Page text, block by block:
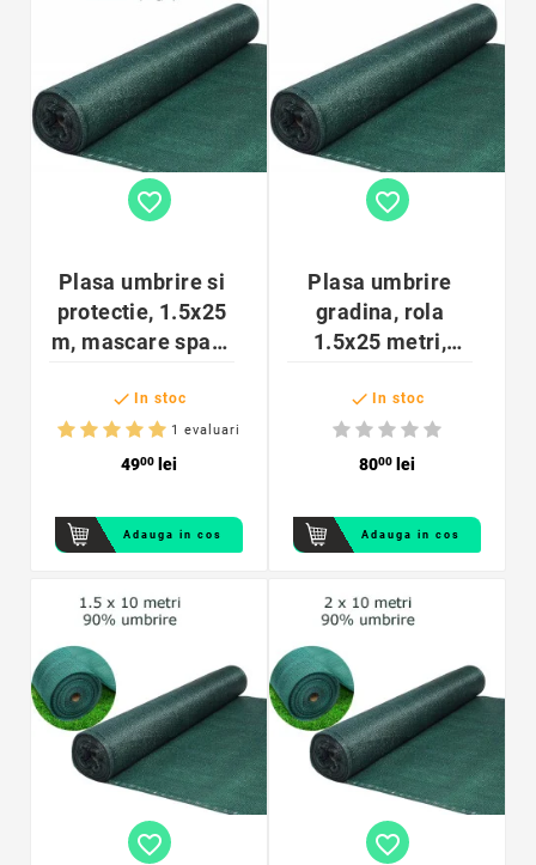
favorite_border
Plasa umbrire si
protectie, 1.5x25
m, mascare spatii
umbrire 40%, 50
g/mp, HDPE
 In stoc
1 evaluari
4900 lei
Adauga in cos
favorite_border
Plasa umbrire
gradina, rola
1.5x25 metri,
polietilena
densitate 70 g/mp
 In stoc
8000 lei
Adauga in cos
favorite_border favorite_border